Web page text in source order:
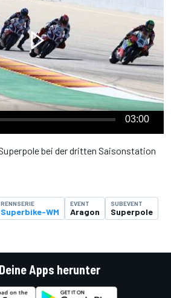
03:00
bei der dritten Saisonstation
RENNSERIE
Superbike-WM
EVENT
Aragon
SUBEVENT
Superpole
Apps herunter